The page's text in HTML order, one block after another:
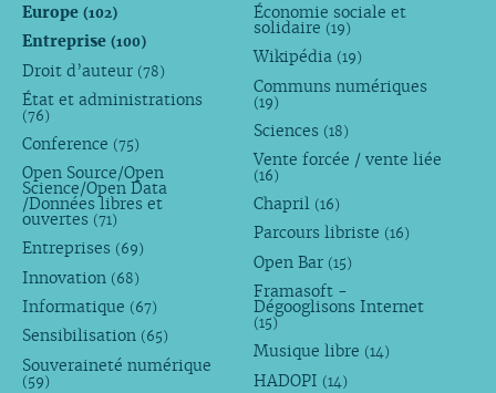
Europe (102)
Entreprise (100)
Droit d’auteur (78)
État et administrations
(76)
Conference (75)
Open Source/Open
Science/Open Data
/Données libres et
ouvertes (71)
Entreprises (69)
Innovation (68)
Informatique (67)
Sensibilisation (65)
Souveraineté numérique
(59)
Économie sociale et
solidaire (19)
Wikipédia (19)
Communs numériques
(19)
Sciences (18)
Vente forcée / vente liée
(16)
Chapril (16)
Parcours libriste (16)
Open Bar (15)
Framasoft -
Dégooglisons Internet
(15)
Musique libre (14)
HADOPI (14)